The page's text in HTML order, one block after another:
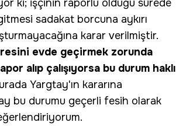
ki; işçinin raporlu olduğu sürede
sadakat borcuna aykırı
karar verilmiştir.
evde geçirmek zorunda
alıp çalışıyorsa bu durum haklı
Yargtay'ın kararına
bu durumu geçerli fesih olarak